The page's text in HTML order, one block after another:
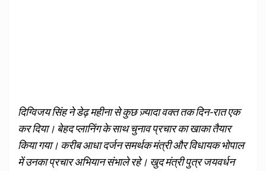
दिग्विजय सिंह ने डेढ़ महीना से कुछ ज़्यादा वक्त तक दिन-रात एक
कर दिया। बेहद प्लानिंग के साथ चुनाव प्रचार का खाका तैयार
किया गया। करीब आधा दर्जन समर्थक मंत्री और विधायक भोपाल
में उनका प्रचार अभियान संभाले रहे। खुद मंत्री पुत्र जयवर्धन